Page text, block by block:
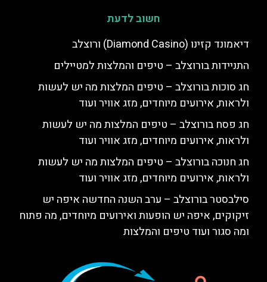
חשוב לדעת
דיאמונד קזינו (Diamond Casino) ורוצלב
התניידות בורוצלב – טיפים והמלצות למטיילים
חג סוכות בורוצלב – טיפים המלצות מה יש לעשות
ולראות, אירועים מיוחדים, מזג אוויר ועוד
חג פסח בורוצלב – טיפים המלצות מה יש לעשות
ולראות, אירועים מיוחדים, מזג אוויר ועוד
חג חנוכה בורוצלב – טיפים המלצות מה יש לעשות
ולראות, אירועים מיוחדים, מזג אוויר ועוד
סילבסטר בורוצלב – ערב השנה החדשה איפה יש
זיקוקים, איפה יש הופעות ואירועים מיוחדים, מה פתוח
ומה סגור ועוד טיפים והמלצות